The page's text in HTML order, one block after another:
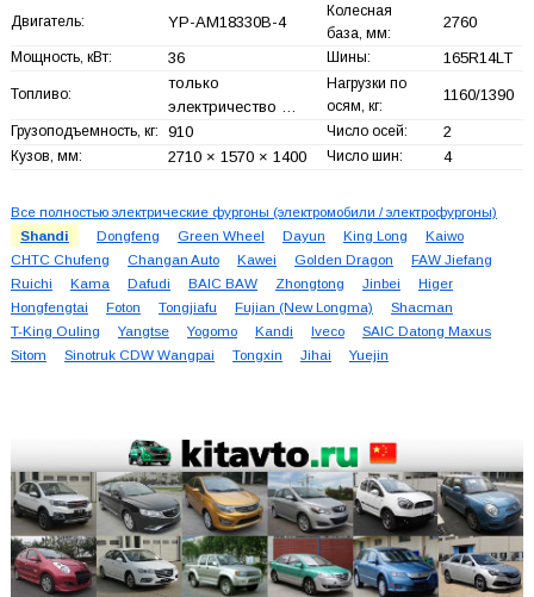
Двигатель: YP-AM18330B-4
Колесная
база, мм:
2760
Мощность, кВт: 36 Шины: 165R14LT
Топливо:
только
электричество …
Нагрузки по
осям, кг:
1160/1390
Грузоподъемность, кг: 910 Число осей: 2
Кузов, мм: 2710 × 1570 × 1400 Число шин: 4
Все полностью электрические фургоны (электромобили / электрофургоны)
Shandi
Dongfeng Green Wheel Dayun King Long
Kaiwo
CHTC Chufeng
Changan Auto Kawei Golden Dragon
FAW Jiefang
Ruichi
Kama Dafudi BAIC BAW Zhongtong Jinbei
Higer
Hongfengtai
Foton Tongjiafu Fujian (New Longma)
Shacman
T-King Ouling
Yangtse Yogomo Kandi Iveco
SAIC Datong Maxus
Sitom
Sinotruk CDW Wangpai Tongxin Jihai Yuejin